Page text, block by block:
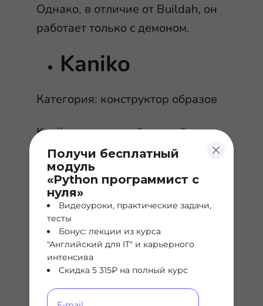
Получи бесплатный
модуль
«Python программист с
нуля»
Видеоуроки, практические задачи,
тесты
Бонус: лекции из курса
"Английский для IT" и карьерного
интенсива
Скидка 5 315₽ на полный курс
Однако, в отличие от Buildah, он
работает только с демоном.
Kaniko
Категория: конструктор образов
Kaniko – это контейнерный
инструмент компании Google,
который способен создавать
образы, в основе которых лежит
Dockerfile, внутри кластера
Kubernetes или какой-либо еще
среды, в которой демон Docker
недоступен. А раз демон Docker
может работать в режиме без